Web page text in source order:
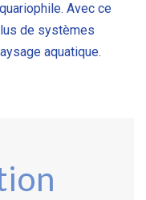
Avec ce
de systèmes
aquatique.